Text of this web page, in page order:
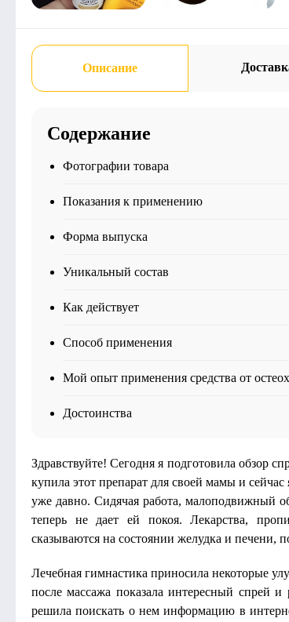
Описание
Содержание
Фотографии товара
Показания к применению
Форма выпуска
Уникальный состав
Как действует
Способ применения
Мой опыт применения средства от
Достоинства
Здравствуйте! Сегодня я подготовила обзор
купила этот препарат для своей мамы и
уже давно. Сидячая работа, малоподвижный
теперь не дает ей покоя. Лекарства,
сказываются на состоянии желудка и печени,
Лечебная гимнастика приносила некоторые
после массажа показала интересный спрей
решила поискать о нем информацию в